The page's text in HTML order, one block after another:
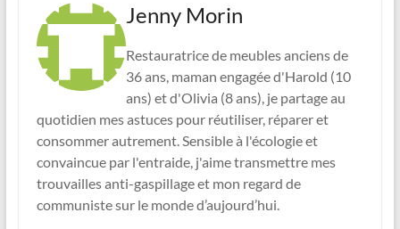
Jenny Morin
Restauratrice de meubles anciens de
36 ans, maman engagée d'Harold (10
ans) et d'Olivia (8 ans), je partage au
quotidien mes astuces pour réutiliser, réparer et
consommer autrement. Sensible à l'écologie et
convaincue par l'entraide, j'aime transmettre mes
trouvailles anti-gaspillage et mon regard de
communiste sur le monde d’aujourd’hui.